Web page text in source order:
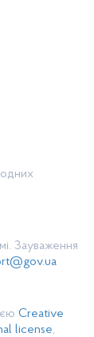
Зауваження
Creative
license,